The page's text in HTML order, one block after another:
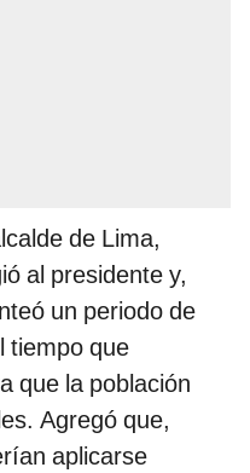
de Lima,
al presidente y,
un periodo de
tiempo que
que la población
Agregó que,
aplicarse